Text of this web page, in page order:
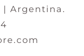
| Argentina.